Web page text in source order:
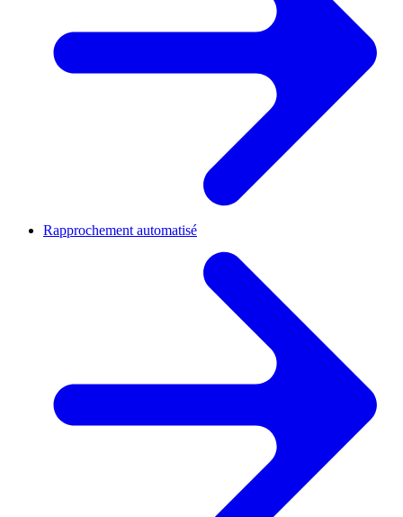
Rapprochement automatisé